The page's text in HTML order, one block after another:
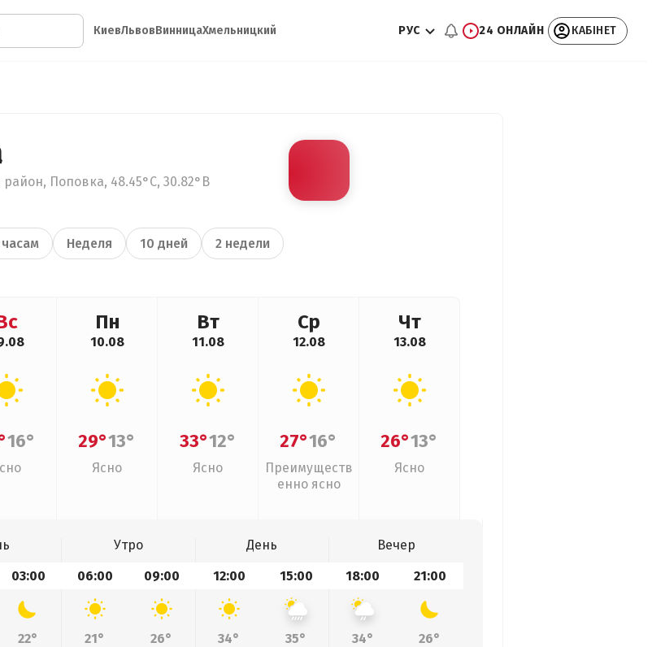
КиевЛьвовВинницаХмельницкий РУС 24 ОНЛАЙН КАБІНЕТ
Поповка, 48.45°С, 30.82°В
Неделя 10 дней 2 недели
16°
Пн
10.08
29°13°
Ясно
Вт
11.08
33°12°
Ясно
Ср
12.08
27°16°
Преимуществ
енно ясно
Чт
13.08
26°13°
Ясно
Утро День
Вечер
03:00 06:00 09:00 12:00 15:00 18:00 21:00
22° 21° 26° 34° 35° 34°
26°